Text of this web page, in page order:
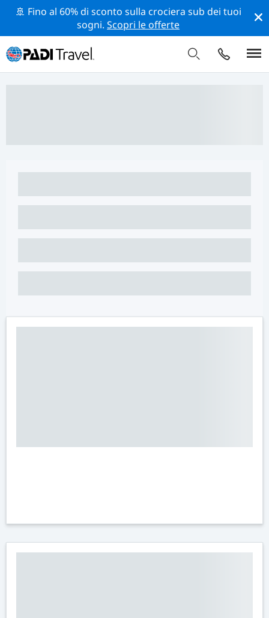
🚢 Fino al 60% di sconto sulla crociera sub dei tuoi
sogni.Scopri le offerte